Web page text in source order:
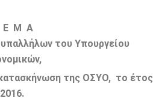
Ε Μ Α
του Υπουργείου
της ΟΣΥΟ, το έτος
2016.